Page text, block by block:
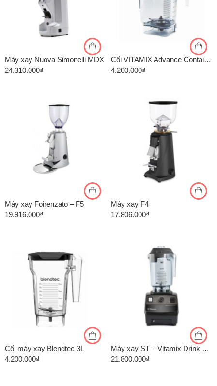
Máy xay Nuova Simonelli MDX
24.310.000₫
Cối VITAMIX Advance Container + Lid Complete – For XP Container ( VM0127)
4.200.000₫
Máy xay Foirenzato – F5
19.916.000₫
Máy xay F4
17.806.000₫
Cối máy xay Blendtec 3L
4.200.000₫
Máy xay ST – Vitamix Drink Machine Advance VM0127
21.800.000₫